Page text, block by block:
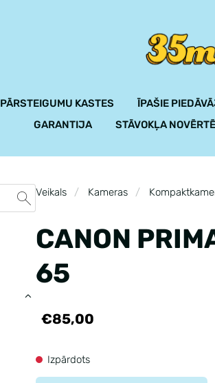
PĀRSTEIGUMU KASTES ĪPAŠIE
GARANTIJA
STĀVOKĻA
›
Veikals Kameras
CANON
65
€85,00
Izpārdots